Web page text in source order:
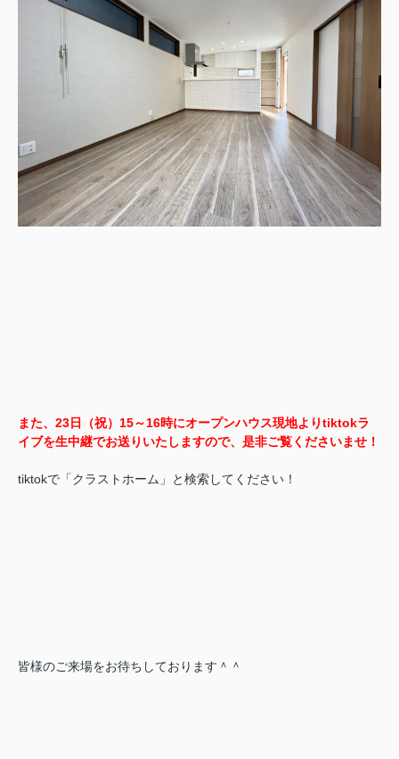
また、23日（祝）15～16時にオープンハウス現地よりtiktokラ
イブを生中継でお送りいたしますので、是非ご覧くださいませ！
tiktokで「クラストホーム」と検索してください！
皆様のご来場をお待ちしております＾＾